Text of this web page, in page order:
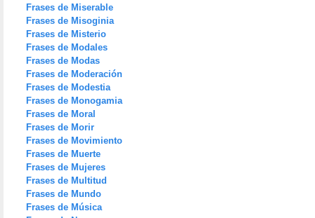
Frases de Miserable
Frases de Misoginia
Frases de Misterio
Frases de Modales
Frases de Modas
Frases de Moderación
Frases de Modestia
Frases de Monogamia
Frases de Moral
Frases de Morir
Frases de Movimiento
Frases de Muerte
Frases de Mujeres
Frases de Multitud
Frases de Mundo
Frases de Música